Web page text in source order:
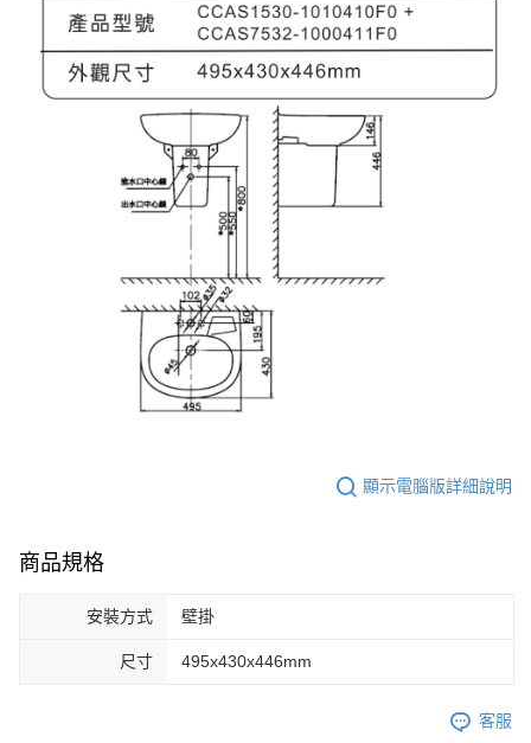
顯示電腦版詳細說明
商品規格
安裝方式 壁掛
尺寸 495x430x446mm
客服